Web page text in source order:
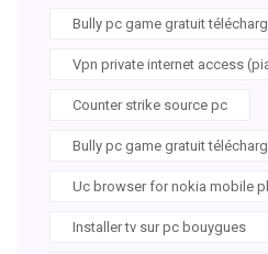
Bully pc game gratuit
Vpn private internet access
Counter strike source pc
Bully pc game gratuit
Uc browser for nokia mobile
Installer tv sur pc bouygues